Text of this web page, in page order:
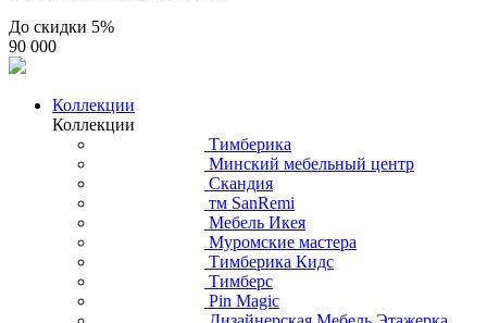
До скидки 5%
90 000
Коллекции
Коллекции
Тимберика
Минский мебельный центр
Скандия
тм SanRemi
Мебель Икея
Муромские мастера
Тимберика Кидс
Тимберс
Pin Magic